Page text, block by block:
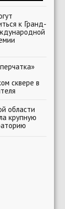
к Гранд-
сквере в
области
крупную